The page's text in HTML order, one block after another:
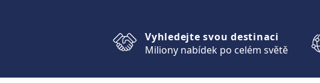
Vyhledejte svou destinaci
Miliony nabídek po celém světě